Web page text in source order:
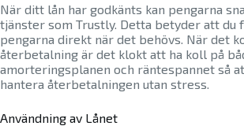
När ditt lån har godkänts kan pengarna
tjänster som Trustly. Detta betyder att
pengarna direkt när det behövs. När det
återbetalning är det klokt att ha koll på
amorteringsplanen och räntespannet så
hantera återbetalningen utan stress.
Användning av Lånet